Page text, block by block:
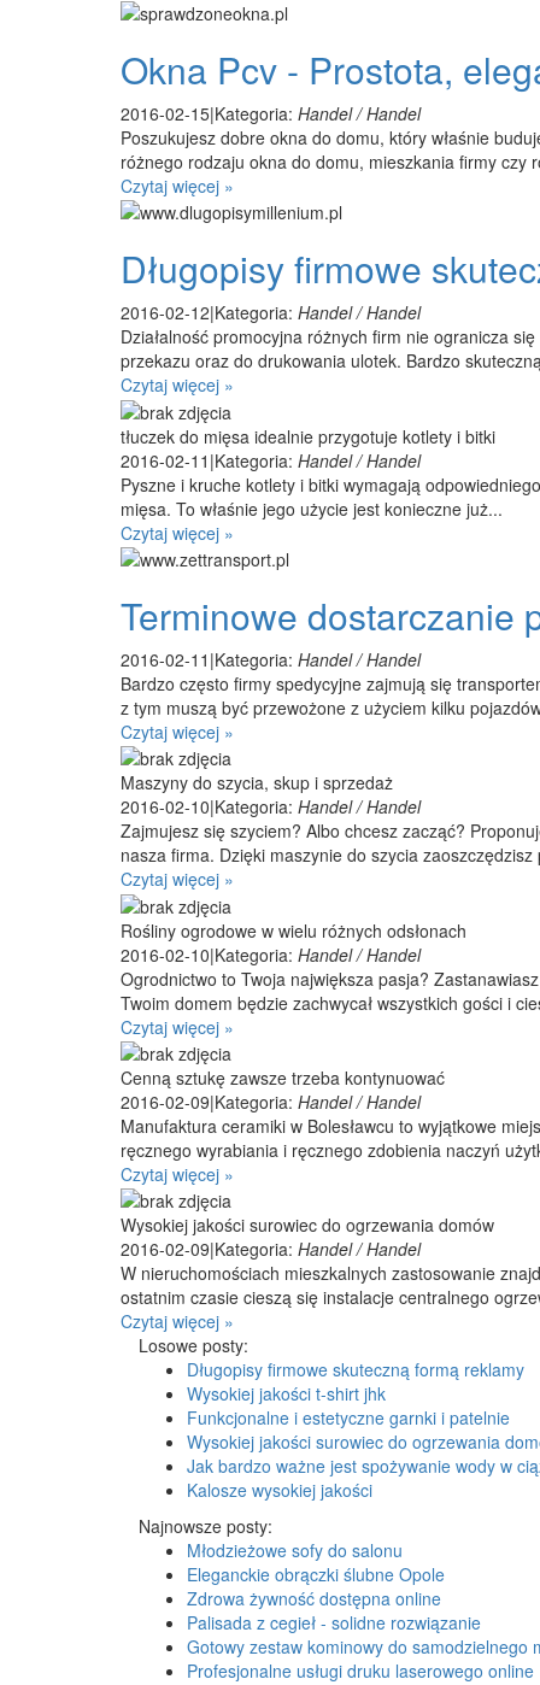
Okna Pcv - Prostota,
2016-02-15|Kategoria: Handel / Handel
Poszukujesz dobre okna do domu, który właśnie
różnego rodzaju okna do domu, mieszkania firmy czy
Czytaj więcej »
Długopisy firmowe
2016-02-12|Kategoria: Handel / Handel
Działalność promocyjna różnych firm nie ogranicza
przekazu oraz do drukowania ulotek. Bardzo
Czytaj więcej »
tłuczek do mięsa idealnie przygotuje kotlety i bitki
2016-02-11 |Kategoria: Handel / Handel
Pyszne i kruche kotlety i bitki wymagają
mięsa. To właśnie jego użycie jest konieczne już...
Czytaj więcej »
Terminowe dostarczanie
2016-02-11 |Kategoria: Handel / Handel
Bardzo często firmy spedycyjne zajmują się
z tym muszą być przewożone z użyciem kilku
Czytaj więcej »
Maszyny do szycia, skup i sprzedaż
2016-02-10|Kategoria: Handel / Handel
Zajmujesz się szyciem? Albo chcesz zacząć?
nasza firma. Dzięki maszynie do szycia zaoszczędzisz
Czytaj więcej »
Rośliny ogrodowe w wielu różnych odsłonach
2016-02-10|Kategoria: Handel / Handel
Ogrodnictwo to Twoja największa pasja?
Twoim domem będzie zachwycał wszystkich gości i
Czytaj więcej »
Cenną sztukę zawsze trzeba kontynuować
2016-02-09|Kategoria: Handel / Handel
Manufaktura ceramiki w Bolesławcu to wyjątkowe
ręcznego wyrabiania i ręcznego zdobienia naczyń
Czytaj więcej »
Wysokiej jakości surowiec do ogrzewania domów
2016-02-09|Kategoria: Handel / Handel
W nieruchomościach mieszkalnych zastosowanie
ostatnim czasie cieszą się instalacje centralnego
Czytaj więcej »
Losowe posty:
Długopisy firmowe skuteczną formą reklamy
Wysokiej jakości t-shirt jhk
Funkcjonalne i estetyczne garnki i patelnie
Wysokiej jakości surowiec do ogrzewania
Jak bardzo ważne jest spożywanie wody w
Kalosze wysokiej jakości
Najnowsze posty:
Młodzieżowe sofy do salonu
Eleganckie obrączki ślubne Opole
Zdrowa żywność dostępna online
Palisada z cegieł - solidne rozwiązanie
Gotowy zestaw kominowy do samodzielnego
Profesjonalne usługi druku laserowego online